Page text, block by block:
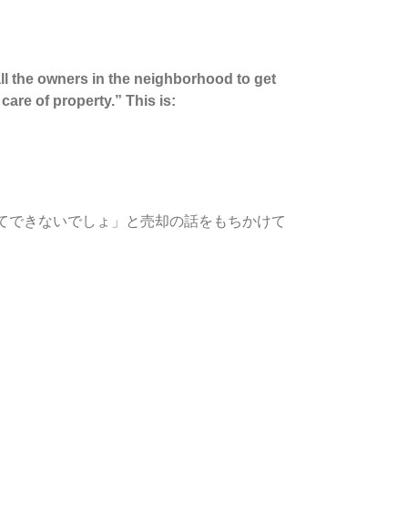
the owners in the neighborhood to get
of property.” This is:
きないでしょ」と売却の話をもちかけて